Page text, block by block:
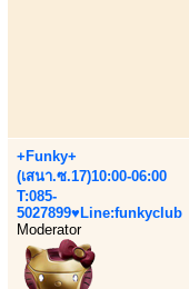
+Funky+
(เสนา.ซ.17)10:00-06:00
T:085-
5027899♥Line:funkyclub
Moderator